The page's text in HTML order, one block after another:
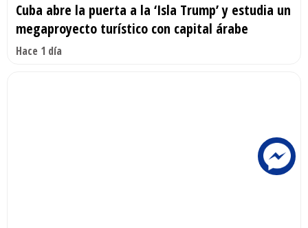
Cuba abre la puerta a la ‘Isla Trump’ y estudia un
megaproyecto turístico con capital árabe
Hace 1 día